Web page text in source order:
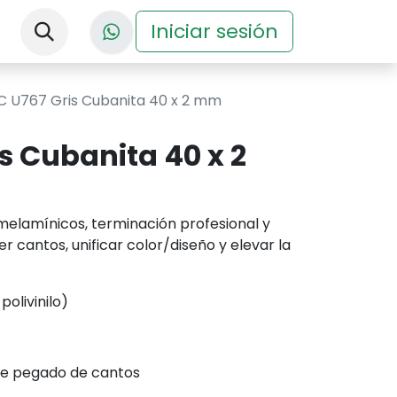
Descargas Eventos
Iniciar sesión
U767 Gris Cubanita 40 x 2 mm
Cubanita 40 x 2
terminación profesional y
cantos, unificar color/diseño y elevar la
pegado de cantos